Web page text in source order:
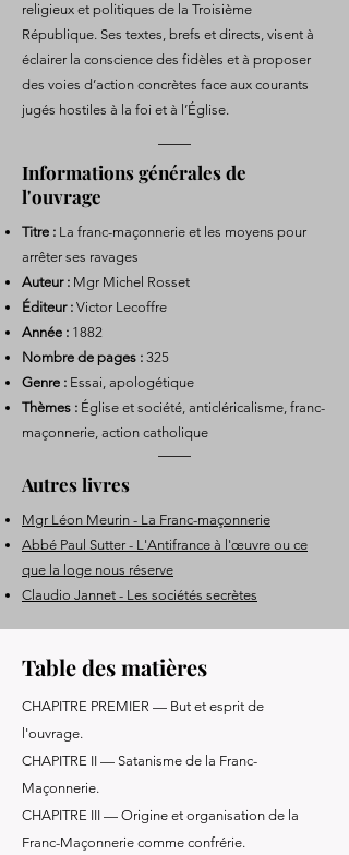
religieux et politiques de la Troisième
République. Ses textes, brefs et directs, visent à
éclairer la conscience des fidèles et à proposer
des voies d’action concrètes face aux courants
jugés hostiles à la foi et à l’Église.
Informations générales de
l'ouvrage
Titre : La franc-maçonnerie et les moyens pour
arrêter ses ravages
Auteur : Mgr Michel Rosset
Éditeur : Victor Lecoffre
Année : 1882
Nombre de pages : 325
Genre : Essai, apologétique
Thèmes : Église et société, anticléricalisme, franc-
maçonnerie, action catholique
Autres livres
Mgr Léon Meurin - La Franc-maçonnerie
Abbé Paul Sutter - L'Antifrance à l'œuvre ou ce
que la loge nous réserve
Claudio Jannet - Les sociétés secrètes
Table des matières
CHAPITRE PREMIER — But et esprit de
l'ouvrage.
CHAPITRE II — Satanisme de la Franc-
Maçonnerie.
CHAPITRE III — Origine et organisation de la
Franc-Maçonnerie comme confrérie.